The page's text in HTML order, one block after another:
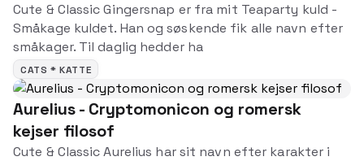
Cute & Classic Gingersnap er fra mit Teaparty kuld -
Småkage kuldet. Han og søskende fik alle navn efter
småkager. Til daglig hedder ha
CATS * KATTE
Aurelius - Cryptomonicon og romersk
kejser filosof
Cute & Classic Aurelius har sit navn efter karakter i